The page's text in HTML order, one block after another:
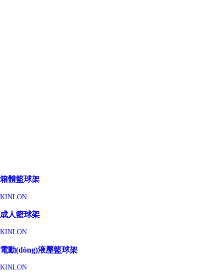
箱體籃球架
KINLON
成人籃球架
KINLON
電動(dòng)液壓籃球架
KINLON